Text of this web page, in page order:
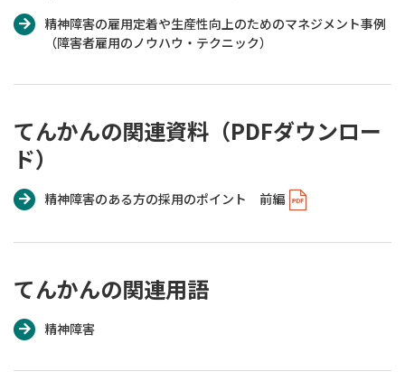
精神障害の雇用定着や生産性向上のためのマネジメント事例
（障害者雇用のノウハウ・テクニック）
てんかんの関連資料（PDFダウンロー
ド）
精神障害のある方の採用のポイント 前編
てんかんの関連用語
精神障害